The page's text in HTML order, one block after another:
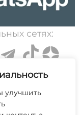
улучшить
сетях: